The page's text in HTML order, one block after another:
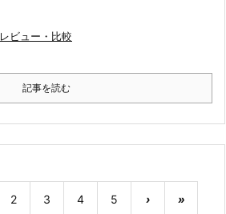
レビュー・比較
記事を読む
2 3 4 5 › »